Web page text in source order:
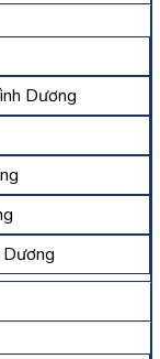
Dương